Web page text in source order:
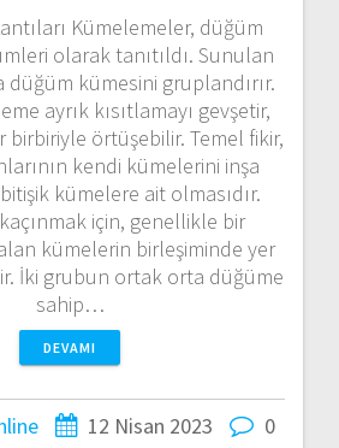
Kümelemeler, düğüm
olarak tanıtıldı. Sunulan
düğüm kümesini gruplandırır.
ayrık kısıtlamayı gevşetir,
birbiriyle örtüşebilir. Temel fikir,
kendi kümelerini inşa
kümelere ait olmasıdır.
için, genellikle bir
kümelerin birleşiminde yer
İki grubun ortak orta düğüme
sahip…
DEVAMI
12 Nisan 2023 0